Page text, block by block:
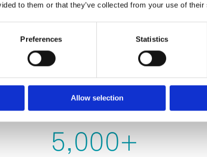
to them or that they’ve collected from your use of
Preferences Statistics
Allow selection
KENNZAHLEN
ist es wichtig, einen Anbieter mit
über EDI-Fähigkeiten, die mehr als
5,000+